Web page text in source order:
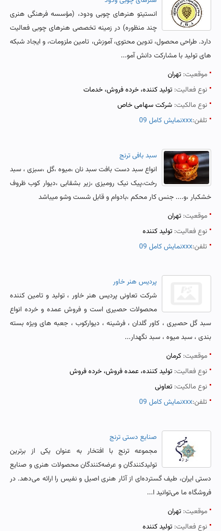
انستیتو هنرهای چوبی ودود، (مؤسسه فرهنگی هنری
چند منظوره) در زمینه تخصصی هنرهای چوبی فعالیت
دارد. طراحی محصول، تدوین محتوی، آموزش، تامین ملزومات، و ایجاد شبکه
های تولید با مشارکت دانش آمو...
موقعیت: تهران
نوع فعالیت: تولید کننده، خرده فروش، خدمات
نوع مالکیت: شرکت سهامی خاص
تلفن:نمایش کامل 09xxx
سبد بافی ترنج
انواع سبد دست بافت سبد نان ،میوه ،گل ،سبزی ، سبد
رخت،پیک نیک رومیزی ،زیر بشقابی ،دیوار کوب ظروف
خشکبار ،و.... جنس کار محکم ،بادوام و قابل شست وشو ميباشد
موقعیت: تهران
نوع فعالیت: تولید کننده
تلفن:نمایش کامل 09xxx
پردیس هنر خاور
شرکت تعاونی پردیس هنر خاور ، تولید و تامین کننده
محصولات حصیری است و فروش عمده و خرده انواع
سبد گل حصیری ، کاور گلدان ، فرشینه ، دیوارکوب ، جعبه های ویژه بسته
بندی ، سبد میوه ، سبد نگهدار...
موقعیت: کرمان
نوع فعالیت: تولید کننده، عمده فروش، خرده فروش
نوع مالکیت: تعاونی
تلفن:نمایش کامل 09xxx
صنایع دستی ترنج
مجموعه ترنج با افتخار به عنوان یکی از برترین
تولیدکنندگان و عرضه‌کنندگان محصولات هنری و صنایع
دستی ایران، طیف گسترده‌ای از آثار هنری اصیل و نفیس را ارائه می‌دهد. در
فروشگاه ما می‌توانید ا...
موقعیت: تهران
نوع فعالیت: تولید کننده